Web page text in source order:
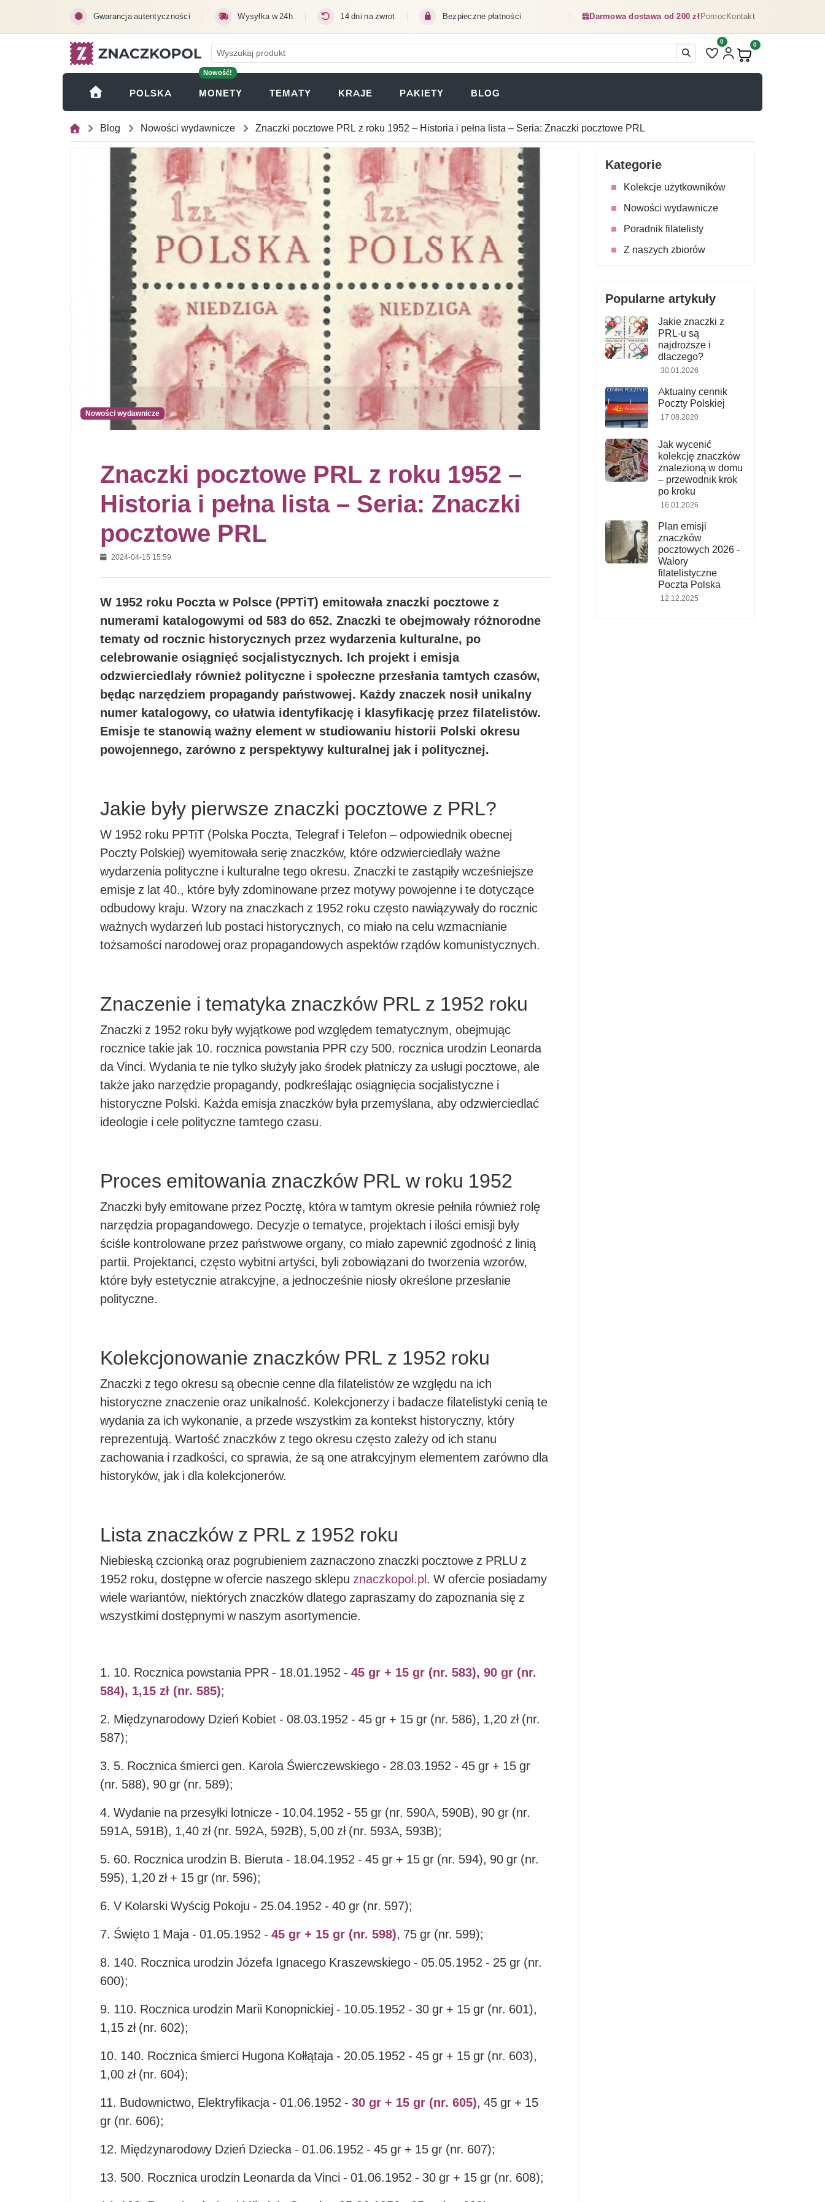
Gwarancja autentyczności Wysyłka w 24h 14 dni na zwrot Bezpieczne płatności Darmowa dostawa od 200 złPomocKontakt
Liczba pozycji na liście
0
Produkty w koszyku:
0
POLSKA
Nowość!
MONETY (OTWIERA SIĘ W NOWEJ KARCIE)
TEMATY KRAJE PAKIETY BLOG
Blog Nowości wydawnicze Znaczki pocztowe PRL z roku 1952 – Historia i pełna lista – Seria: Znaczki pocztowe PRL
Nowości wydawnicze
Znaczki pocztowe PRL z roku 1952 –
Historia i pełna lista – Seria: Znaczki
pocztowe PRL
2024-04-15 15:59
W 1952 roku Poczta w Polsce (PPTiT) emitowała znaczki pocztowe z
numerami katalogowymi od 583 do 652. Znaczki te obejmowały różnorodne
tematy od rocznic historycznych przez wydarzenia kulturalne, po
celebrowanie osiągnięć socjalistycznych. Ich projekt i emisja
odzwierciedlały również polityczne i społeczne przesłania tamtych czasów,
będąc narzędziem propagandy państwowej. Każdy znaczek nosił unikalny
numer katalogowy, co ułatwia identyfikację i klasyfikację przez filatelistów.
Emisje te stanowią ważny element w studiowaniu historii Polski okresu
powojennego, zarówno z perspektywy kulturalnej jak i politycznej.
Jakie były pierwsze znaczki pocztowe z PRL?
W 1952 roku PPTiT (Polska Poczta, Telegraf i Telefon – odpowiednik obecnej
Poczty Polskiej) wyemitowała serię znaczków, które odzwierciedlały ważne
wydarzenia polityczne i kulturalne tego okresu. Znaczki te zastąpiły wcześniejsze
emisje z lat 40., które były zdominowane przez motywy powojenne i te dotyczące
odbudowy kraju. Wzory na znaczkach z 1952 roku często nawiązywały do rocznic
ważnych wydarzeń lub postaci historycznych, co miało na celu wzmacnianie
tożsamości narodowej oraz propagandowych aspektów rządów komunistycznych.
Znaczenie i tematyka znaczków PRL z 1952 roku
Znaczki z 1952 roku były wyjątkowe pod względem tematycznym, obejmując
rocznice takie jak 10. rocznica powstania PPR czy 500. rocznica urodzin Leonarda
da Vinci. Wydania te nie tylko służyły jako środek płatniczy za usługi pocztowe, ale
także jako narzędzie propagandy, podkreślając osiągnięcia socjalistyczne i
historyczne Polski. Każda emisja znaczków była przemyślana, aby odzwierciedlać
ideologie i cele polityczne tamtego czasu.
Proces emitowania znaczków PRL w roku 1952
Znaczki były emitowane przez Pocztę, która w tamtym okresie pełniła również rolę
narzędzia propagandowego. Decyzje o tematyce, projektach i ilości emisji były
ściśle kontrolowane przez państwowe organy, co miało zapewnić zgodność z linią
partii. Projektanci, często wybitni artyści, byli zobowiązani do tworzenia wzorów,
które były estetycznie atrakcyjne, a jednocześnie niosły określone przesłanie
polityczne.
Kolekcjonowanie znaczków PRL z 1952 roku
Znaczki z tego okresu są obecnie cenne dla filatelistów ze względu na ich
historyczne znaczenie oraz unikalność. Kolekcjonerzy i badacze filatelistyki cenią te
wydania za ich wykonanie, a przede wszystkim za kontekst historyczny, który
reprezentują. Wartość znaczków z tego okresu często zależy od ich stanu
zachowania i rzadkości, co sprawia, że są one atrakcyjnym elementem zarówno dla
historyków, jak i dla kolekcjonerów.
Lista znaczków z PRL z 1952 roku
Niebieską czcionką oraz pogrubieniem zaznaczono znaczki pocztowe z PRLU z
1952 roku, dostępne w ofercie naszego sklepu znaczkopol.pl. W ofercie posiadamy
wiele wariantów, niektórych znaczków dlatego zapraszamy do zapoznania się z
wszystkimi dostępnymi w naszym asortymencie.
1. 10. Rocznica powstania PPR - 18.01.1952 - 45 gr + 15 gr (nr. 583), 90 gr (nr.
584), 1,15 zł (nr. 585);
2. Międzynarodowy Dzień Kobiet - 08.03.1952 - 45 gr + 15 gr (nr. 586), 1,20 zł (nr.
587);
3. 5. Rocznica śmierci gen. Karola Świerczewskiego - 28.03.1952 - 45 gr + 15 gr
(nr. 588), 90 gr (nr. 589);
4. Wydanie na przesyłki lotnicze - 10.04.1952 - 55 gr (nr. 590A, 590B), 90 gr (nr.
591A, 591B), 1,40 zł (nr. 592A, 592B), 5,00 zł (nr. 593A, 593B);
5. 60. Rocznica urodzin B. Bieruta - 18.04.1952 - 45 gr + 15 gr (nr. 594), 90 gr (nr.
595), 1,20 zł + 15 gr (nr. 596);
6. V Kolarski Wyścig Pokoju - 25.04.1952 - 40 gr (nr. 597);
7. Święto 1 Maja - 01.05.1952 - 45 gr + 15 gr (nr. 598), 75 gr (nr. 599);
8. 140. Rocznica urodzin Józefa Ignacego Kraszewskiego - 05.05.1952 - 25 gr (nr.
600);
9. 110. Rocznica urodzin Marii Konopnickiej - 10.05.1952 - 30 gr + 15 gr (nr. 601),
1,15 zł (nr. 602);
10. 140. Rocznica śmierci Hugona Kołłątaja - 20.05.1952 - 45 gr + 15 gr (nr. 603),
1,00 zł (nr. 604);
11. Budownictwo, Elektryfikacja - 01.06.1952 - 30 gr + 15 gr (nr. 605), 45 gr + 15
gr (nr. 606);
12. Międzynarodowy Dzień Dziecka - 01.06.1952 - 45 gr + 15 gr (nr. 607);
13. 500. Rocznica urodzin Leonarda da Vinci - 01.06.1952 - 30 gr + 15 gr (nr. 608);
Kategorie
Kolekcje użytkowników
Nowości wydawnicze
Poradnik filatelisty
Z naszych zbiorów
Popularne artykuły
Jakie znaczki z
PRL-u są
najdroższe i
dlaczego?
30.01.2026
Aktualny cennik
Poczty Polskiej
17.08.2020
Jak wycenić
kolekcję znaczków
znalezioną w domu
– przewodnik krok
po kroku
16.01.2026
Plan emisji
znaczków
pocztowych 2026 -
Walory
filatelistyczne
Poczta Polska
12.12.2025